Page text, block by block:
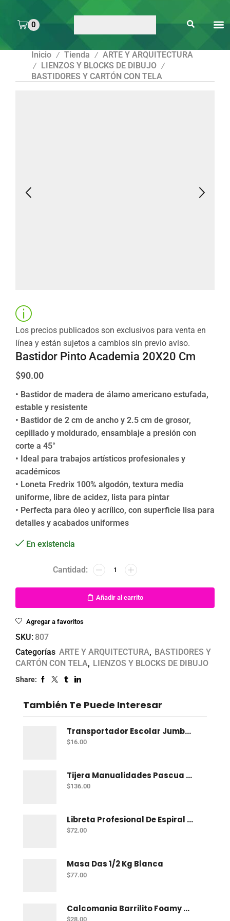
0
Inicio / Tienda / ARTE Y ARQUITECTURA
/ LIENZOS Y BLOCKS DE DIBUJO /
BASTIDORES Y CARTÓN CON TELA
Los precios publicados son exclusivos para venta en
línea y están sujetos a cambios sin previo aviso.
Bastidor Pinto Academia 20X20 Cm
$90.00
• Bastidor de madera de álamo americano estufada,
estable y resistente
• Bastidor de 2 cm de ancho y 2.5 cm de grosor,
cepillado y moldurado, ensamblaje a presión con
corte a 45°
• Ideal para trabajos artísticos profesionales y
académicos
• Loneta Fredrix 100% algodón, textura media
uniforme, libre de acidez, lista para pintar
• Perfecta para óleo y acrílico, con superficie lisa para
detalles y acabados uniformes
En existencia
Añadir al carrito
Agregar a favoritos
SKU: 807
Categorías ARTE Y ARQUITECTURA, BASTIDORES Y
CARTÓN CON TELA, LIENZOS Y BLOCKS DE DIBUJO
Share:
También Te Puede Interesar
Transportador Escolar Jumbo Plastico 360 Grados
$16.00
Tijera Manualidades Pascua P/Foamy Ondas
$136.00
Libreta Profesional De Espiral Norma Color 100 H Bco
$72.00
Masa Das 1/2 Kg Blanca
$77.00
Calcomania Barrilito Foamy Dinosaurios
$28.00